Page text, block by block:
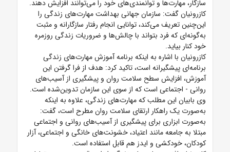
سازگار، مهارت‌ها و توانمندی‌های خود را می‌توانند افزایش دهند.
کازرونیان گفت: سازمان جهانی بهداشت مهارت‌های زندگی را
این‌چنین تعریف می‌کند، توانایی انجام رفتار سازگارانه و مثبت
به‌گونه‌ای که فرد بتواند با چالش‌ها و ضروریات زندگی روزمره
خود کنار بیاید.
کازرونیان با اشاره به اینکه برنامه آموزش مهارت‌های زندگی
برنامه‌ای پیشگیرانه است، تاکید کرد: هدف از فرا گرفتن این
آموزش، افزایش سطح سلامت روان و پیشگیری از آسیب‌های
روانی - اجتماعی است که از سوی این سازمان تدوین‌شده است.
وی بابیان این مطلب که مهارت‌های زندگی، علاوه به اینکه
به‌صورت یک راهکار ارتقای سلامت روان مطرح است، گفت:
به‌صورت ابزاری برای پیشگیری از آسیب‌های روانی و اجتماعی
مبتلا به جامعه مانند اعتیاد، خشونت‌های خانگی و اجتماعی، آزار
کودکان، خودکشی و ایدز هم قابل استفاده است.